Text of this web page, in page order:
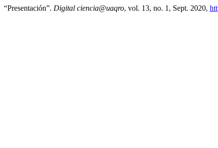
“Presentación”. Digital ciencia@uaqro, vol. 13, no. 1, Sept. 2020,